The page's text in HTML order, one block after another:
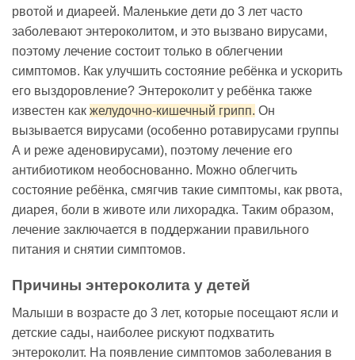
рвотой и диареей. Маленькие дети до 3 лет часто
заболевают энтероколитом, и это вызвано вирусами,
поэтому лечение состоит только в облегчении
симптомов. Как улучшить состояние ребёнка и ускорить
его выздоровление? Энтероколит у ребёнка также
известен как желудочно-кишечный грипп. Он
вызывается вирусами (особенно ротавирусами группы
А и реже аденовирусами), поэтому лечение его
антибиотиком необоснованно. Можно облегчить
состояние ребёнка, смягчив такие симптомы, как рвота,
диарея, боли в животе или лихорадка. Таким образом,
лечение заключается в поддержании правильного
питания и снятии симптомов.
Причины энтероколита у детей
Малыши в возрасте до 3 лет, которые посещают ясли и
детские сады, наиболее рискуют подхватить
энтероколит. На появление симптомов заболевания в